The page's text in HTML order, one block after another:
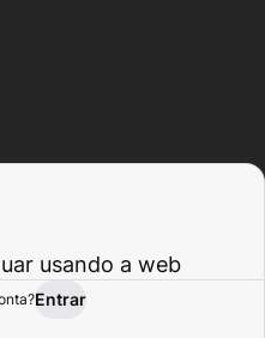
Atividade
usando a web
Entrar